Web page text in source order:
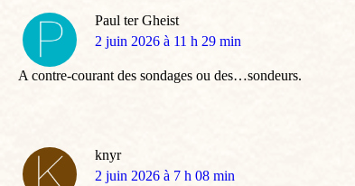
Paul ter Gheist
dit
2 juin 2026 à 11 h 29 min
A contre-courant des sondages ou des…sondeurs.
knyr
dit
2 juin 2026 à 7 h 08 min